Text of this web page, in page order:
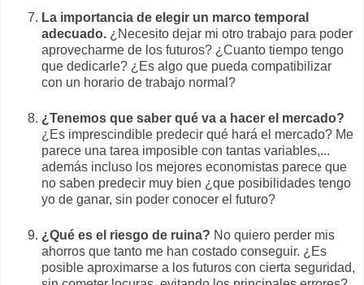
La importancia de elegir un marco temporal
adecuado. ¿Necesito dejar mi otro trabajo para poder
aprovecharme de los futuros? ¿Cuanto tiempo tengo
que dedicarle? ¿Es algo que pueda compatibilizar
con un horario de trabajo normal?
¿Tenemos que saber qué va a hacer el mercado?
¿Es imprescindible predecir qué hará el mercado? Me
parece una tarea imposible con tantas variables,...
además incluso los mejores economistas parece que
no saben predecir muy bien ¿que posibilidades tengo
yo de ganar, sin poder conocer el futuro?
¿Qué es el riesgo de ruina? No quiero perder mis
ahorros que tanto me han costado conseguir. ¿Es
posible aproximarse a los futuros con cierta seguridad,